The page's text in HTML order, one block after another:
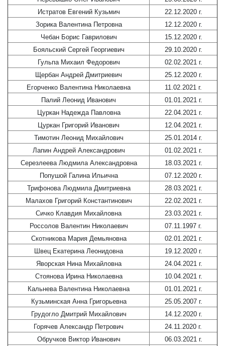
Истратов Евгений Кузьмич
22.12.2020 г.
Зорика Валентина Петровна
12.12.2020 г.
Чебан Борис Гаврилович
15.12.2020 г.
Бояльский Сергей Георгиевич
29.10.2020 г.
Гульпа Михаил Федорович
02.02.2021 г.
Щербан Андрей Дмитриевич
25.12.2020 г.
Егорченко Валентина Николаевна
11.02.2021 г.
Палий Леонид Иванович
01.01.2021 г.
Цуркан Надежда Павловна
22.04.2021 г.
Цуркан Григорий Иванович
12.04.2021 г.
Тимотин Леонид Михайлович
25.01.2014 г.
Лапин Андрей Александрович
01.02.2021 г.
Серезлеева Людмила Александровна
18.03.2021 г.
Попушой Галина Ильична
07.12.2020 г.
Трифонова Людмила Дмитриевна
28.03.2021 г.
Малахов Григорий Константинович
22.02.2021 г.
Сичко Клавдия Михайловна
23.03.2021 г.
Россолов Валентин Николаевич
07.11.1997 г.
Скотникова Мария Демьяновна
02.01.2021 г.
Швец Екатерина Леонидовна
19.12.2020 г.
Яворская Нина Михайловна
24.04.2021 г.
Стоянова Ирина Николаевна
10.04.2021 г.
Кальнева Валентина Николаевна
01.01.2021 г.
Кузьминская Анна Григорьевна
25.05.2007 г.
Грудогло Дмитрий Михайлович
14.12.2020 г.
Горячев Александр Петрович
24.11.2020 г.
Обручков Виктор Иванович
06.03.2021 г.